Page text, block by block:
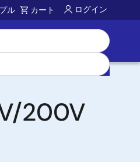
ル カート ログイン
200V